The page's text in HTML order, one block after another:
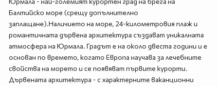
Балтийско море (срещу допълнително
заплащане).Наличието на море, 24-километровия плаж и
романтичната дървена архитектура създават уникалната
атмосфера на Юрмала. Градът е на около двеста години и е
основан по времето, когато Европа научава за лечебните
свойства на морето и се появяват първите курорти.
Дървената архитектура - с характерните ваканционни